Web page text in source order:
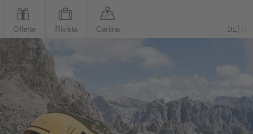
Offerte Rivista Cartina DE